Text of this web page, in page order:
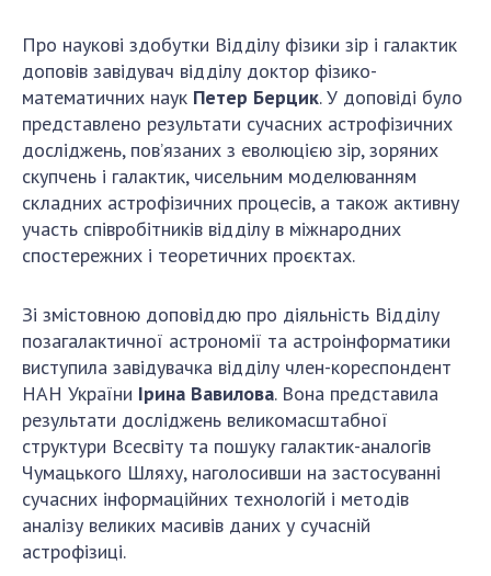
Про наукові здобутки Відділу фізики зір і галактик
доповів завідувач відділу доктор фізико-
математичних наук Петер Берцик. У доповіді було
представлено результати сучасних астрофізичних
досліджень, пов’язаних з еволюцією зір, зоряних
скупчень і галактик, чисельним моделюванням
складних астрофізичних процесів, а також активну
участь співробітників відділу в міжнародних
спостережних і теоретичних проєктах.
Зі змістовною доповіддю про діяльність Відділу
позагалактичної астрономії та астроінформатики
виступила завідувачка відділу член-кореспондент
НАН України Ірина Вавилова. Вона представила
результати досліджень великомасштабної
структури Всесвіту та пошуку галактик-аналогів
Чумацького Шляху, наголосивши на застосуванні
сучасних інформаційних технологій і методів
аналізу великих масивів даних у сучасній
астрофізиці.